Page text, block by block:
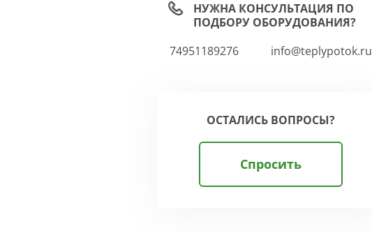
НУЖНА КОНСУЛЬТАЦИЯ ПО
ПОДБОРУ ОБОРУДОВАНИЯ?
74951189276
info@teplypotok.ru
ОСТАЛИСЬ ВОПРОСЫ?
Спросить